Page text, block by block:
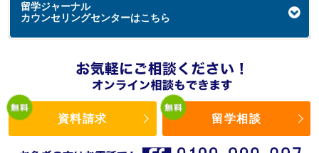
留学ジャーナル
カウンセリングセンターはこちら
資料請求 留学相談